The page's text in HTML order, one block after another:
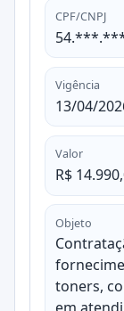
CPF/CNPJ
Vigência
13/04/
Valor
R$
Objeto
toners,